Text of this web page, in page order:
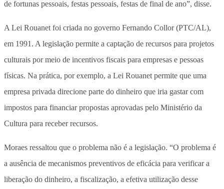
de fortunas pessoais, festas pessoais, festas de final de ano”, disse.
A Lei Rouanet foi criada no governo Fernando Collor (PTC/AL),
em 1991. A legislação permite a captação de recursos para projetos
culturais por meio de incentivos fiscais para empresas e pessoas
físicas. Na prática, por exemplo, a Lei Rouanet permite que uma
empresa privada direcione parte do dinheiro que iria gastar com
impostos para financiar propostas aprovadas pelo Ministério da
Cultura para receber recursos.
Moraes ressaltou que o problema não é a legislação. “O problema é
a ausência de mecanismos preventivos de eficácia para verificar a
liberação do dinheiro, a fiscalização, a efetiva utilização desse